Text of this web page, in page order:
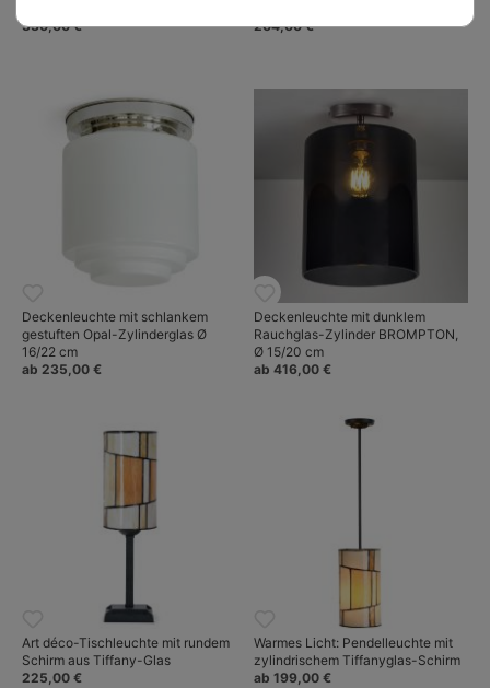
330,00 €
204,00 €
Deckenleuchte mit schlankem
gestuften Opal-Zylinderglas Ø
16/22 cm
ab 235,00 €
Deckenleuchte mit dunklem
Rauchglas-Zylinder BROMPTON,
Ø 15/20 cm
ab 416,00 €
Art déco-Tischleuchte mit rundem
Schirm aus Tiffany-Glas
225,00 €
Warmes Licht: Pendelleuchte mit
zylindrischem Tiffanyglas-Schirm
ab 199,00 €